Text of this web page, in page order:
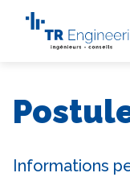
Informations